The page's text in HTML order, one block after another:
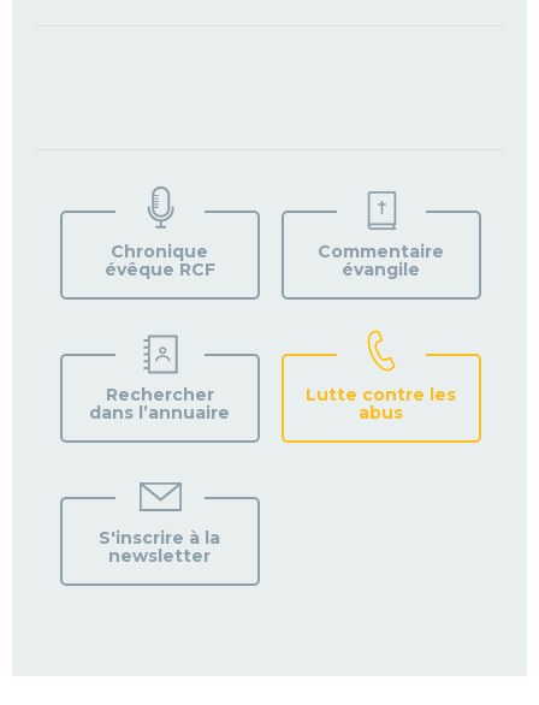
VOTRE
PAROISSE
Chronique
évêque RCF
Commentaire
évangile
Rechercher
dans l’annuaire
Lutte contre les
abus
S'inscrire à la
newsletter